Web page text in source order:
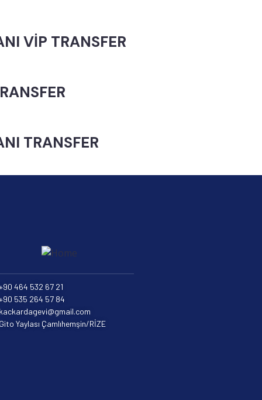
VİP TRANSFER
TRANSFER
464 532 67 21
535 264 57 84
kackardagevi@gmail.com
Gito Yaylası Çamlıhemşin/RİZE